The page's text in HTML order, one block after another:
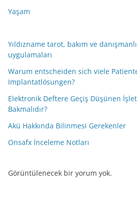
Yaşam
Yıldızname tarot, bakım ve
uygulamaları
Warum entscheiden sich viele
Implantatlösungen?
Elektronik Deftere Geçiş Düşünen
Bakmalıdır?
Akü Hakkında Bilinmesi Gerekenler
Onsafx İnceleme Notları
Görüntülenecek bir yorum yok.